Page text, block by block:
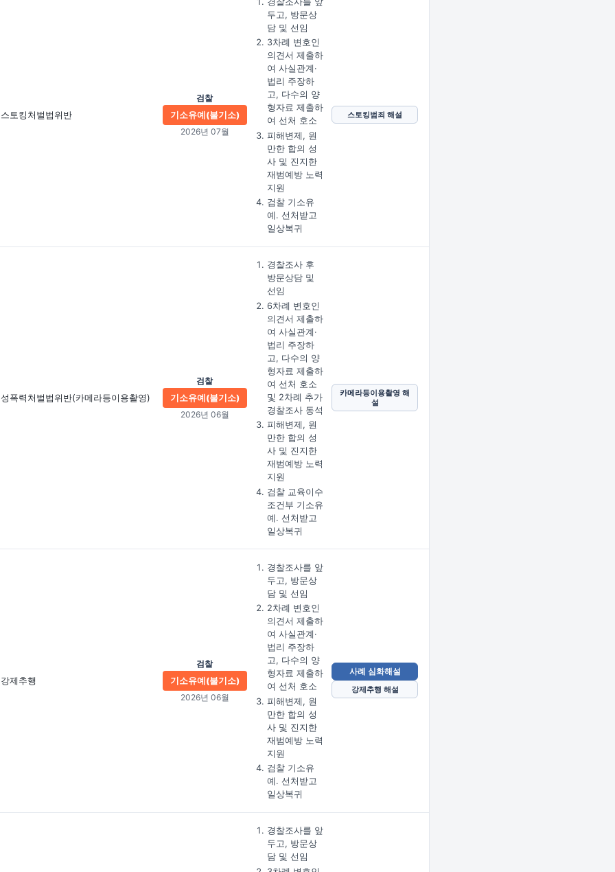
스토킹처벌법위반
검찰
기소유예(불기소)
2026년 07월
두고, 방문상
담 및 선임
3차례 변호인
의견서 제출하
여 사실관계·
법리 주장하
고, 다수의 양
형자료 제출하
여 선처 호소
피해변제, 원
만한 합의 성
사 및 진지한
재범예방 노력
지원
검찰 기소유
예. 선처받고
일상복귀
스토킹범죄 해설
성폭력처벌법위반(카메라등이용촬영)
검찰
기소유예(불기소)
2026년 06월
경찰조사 후
방문상담 및
선임
6차례 변호인
의견서 제출하
여 사실관계·
법리 주장하
고, 다수의 양
형자료 제출하
여 선처 호소
및 2차례 추가
경찰조사 동석
피해변제, 원
만한 합의 성
사 및 진지한
재범예방 노력
지원
검찰 교육이수
조건부 기소유
예. 선처받고
일상복귀
카메라등이용촬영 해
설
강제추행
검찰
기소유예(불기소)
2026년 06월
경찰조사를 앞
두고, 방문상
담 및 선임
2차례 변호인
의견서 제출하
여 사실관계·
법리 주장하
고, 다수의 양
형자료 제출하
여 선처 호소
피해변제, 원
만한 합의 성
사 및 진지한
재범예방 노력
지원
검찰 기소유
예. 선처받고
일상복귀
사례 심화해설
강제추행 해설
경찰조사를 앞
두고, 방문상
담 및 선임